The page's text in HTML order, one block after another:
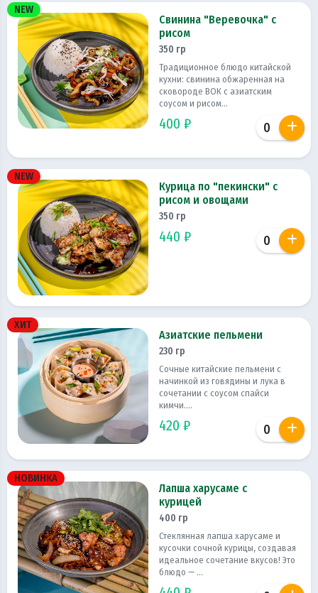
NEW
Свинина "Веревочка" с
рисом
350 гр
Традиционное блюдо китайской
кухни: свинина обжаренная на
сковороде ВОК с азиатским
соусом и рисом...
400 ₽
NEW
Курица по "пекински" с
рисом и овощами
350 гр
440 ₽
ХИТ
Азиатские пельмени
230 гр
Сочные китайские пельмени с
начинкой из говядины и лука в
сочетании с соусом спайси
кимчи....
420 ₽
НОВИНКА
Лапша харусаме с
курицей
400 гр
Стеклянная лапша харусаме и
кусочки сочной курицы, создавая
идеальное сочетание вкусов! Это
блюдо — ...